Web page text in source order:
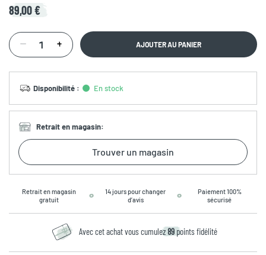
89,00 €
AJOUTER AU PANIER
Disponibilité : En stock
Retrait en magasin:
Trouver un magasin
Retrait en magasin
gratuit
14 jours pour changer
d’avis
Paiement 100%
sécurisé
Avec cet achat vous cumulez89 points fidélité